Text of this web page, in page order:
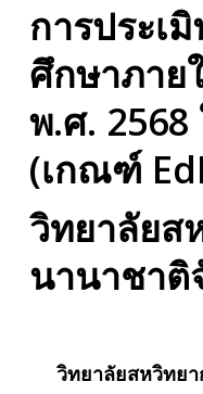
การประเ
ศึกษาภา
พ.ศ. 2568
(เกณฑ์
วิทยาลัยส
นานาชาติ
วิทยาลัยสหวิทยา